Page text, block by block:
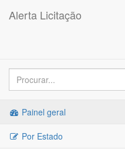
Alerta Licitação
Painel geral
Por Estado